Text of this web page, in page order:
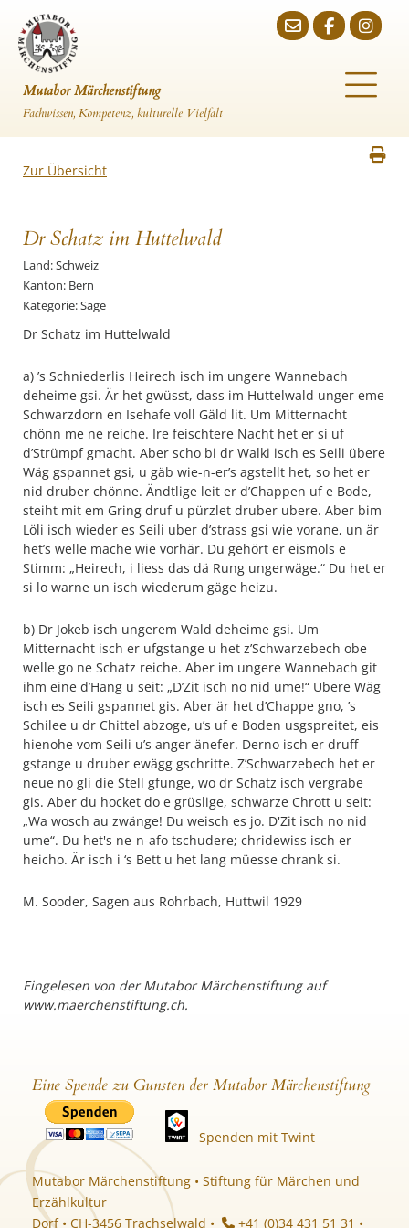
Mutabor Märchenstiftung
Fachwissen, Kompetenz, kulturelle Vielfalt
Zur Übersicht
Dr Schatz im Huttelwald
Land: Schweiz
Kanton: Bern
Kategorie: Sage
Dr Schatz im Huttelwald
a) ’s Schniederlis Heirech isch im ungere Wannebach
deheime gsi. Är het gwüsst, dass im Huttelwald unger eme
Schwarzdorn en Isehafe voll Gäld lit. Um Mitternacht
chönn me ne reiche. Ire feischtere Nacht het er si uf
d’Strümpf gmacht. Aber scho bi dr Walki isch es Seili übere
Wäg gspannet gsi, u gäb wie-n-er’s agstellt het, so het er
nid druber chönne. Ändtlige leit er d’Chappen uf e Bode,
steiht mit em Gring druf u pürzlet druber ubere. Aber bim
Löli isch wieder es Seili uber d’strass gsi wie vorane, un är
het’s welle mache wie vorhär. Du gehört er eismols e
Stimm: „Heirech, i liess das dä Rung ungerwäge.“ Du het er
si lo warne un isch wiederum gäge heizu.
b) Dr Jokeb isch ungerem Wald deheime gsi. Um
Mitternacht isch er ufgstange u het z’Schwarzebech obe
welle go ne Schatz reiche. Aber im ungere Wannebach git
ihm eine d’Hang u seit: „D’Zit isch no nid ume!“ Ubere Wäg
isch es Seili gspannet gis. Aber är het d’Chappe gno, ’s
Schilee u dr Chittel abzoge, u’s uf e Boden usgspreitet, eis
hienohe vom Seili u’s anger änefer. Derno isch er druff
gstange u druber ewägg gschritte. Z’Schwarzebech het er
neue no gli die Stell gfunge, wo dr Schatz isch vergrabe
gis. Aber du hocket do e grüslige, schwarze Chrott u seit:
„Wa wosch au zwänge! Du weisch es jo. D'Zit isch no nid
ume“. Du het's ne-n-afo tschudere; chridewiss isch er
heicho. Är isch i ‘s Bett u het lang müesse chrank si.
M. Sooder, Sagen aus Rohrbach, Huttwil 1929
Eingelesen von der Mutabor Märchenstiftung auf
www.maerchenstiftung.ch.
Eine Spende zu Gunsten der Mutabor Märchenstiftung
Spenden mit Twint
Mutabor Märchenstiftung • Stiftung für Märchen und
Erzählkultur
Dorf • CH-3456 Trachselwald •
+41 (0)34 431 51 31 •